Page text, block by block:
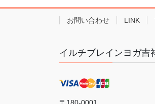
お問い合わせ LINK
イルチブレインヨガ吉
〒180-0001